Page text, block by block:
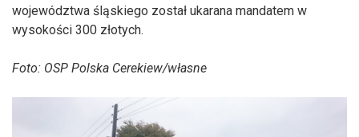
województwa śląskiego został ukarana mandatem w
wysokości 300 złotych.
Foto: OSP Polska Cerekiew/własne